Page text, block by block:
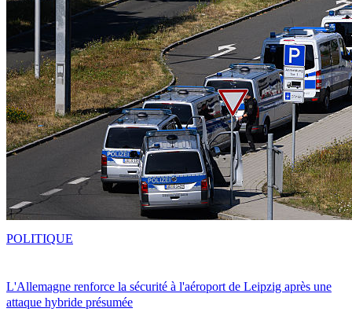
L'Allemagne renforce la sécurité à l'aéroport de Leipzig après une
attaque hybride présumée
POLITIQUE